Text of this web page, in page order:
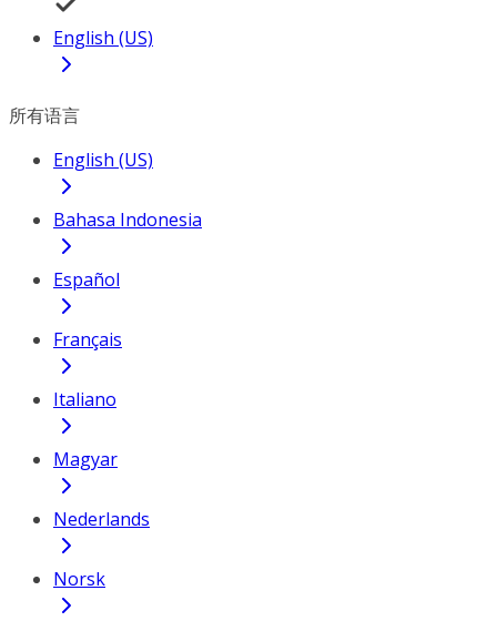
English (US)
所有语言
English (US)
Bahasa Indonesia
Español
Français
Italiano
Magyar
Nederlands
Norsk